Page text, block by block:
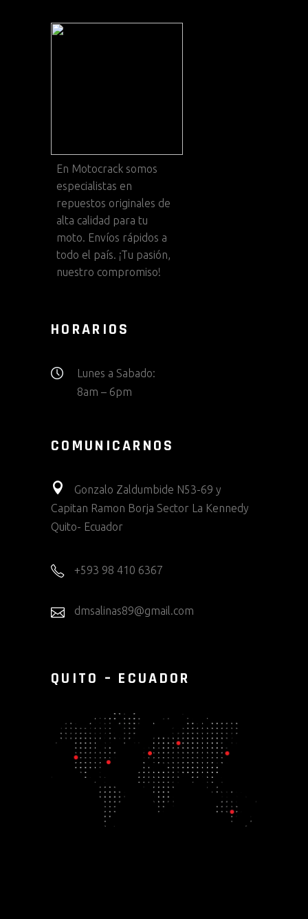
En Motocrack somos
especialistas en
repuestos originales de
alta calidad para tu
moto. Envíos rápidos a
todo el país. ¡Tu pasión,
nuestro compromiso!
HORARIOS
Lunes a Sabado:
8am – 6pm
COMUNICARNOS
Gonzalo Zaldumbide N53-69 y
Capitan Ramon Borja Sector La Kennedy
Quito- Ecuador
+593 98 410 6367
dmsalinas89@gmail.com
QUITO – ECUADOR